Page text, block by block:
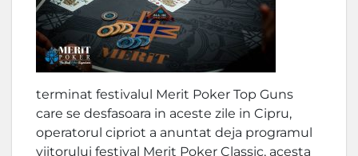
terminat festivalul Merit Poker Top Guns
care se desfasoara in aceste zile in Cipru,
operatorul cipriot a anuntat deja programul
viitorului festival Merit Poker Classic, acesta